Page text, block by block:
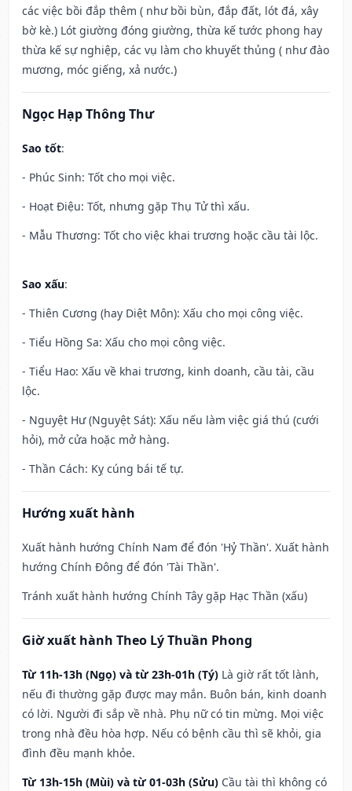
các việc bồi đắp thêm ( như bồi bùn, đắp đất, lót đá, xây
bờ kè.) Lót giường đóng giường, thừa kế tước phong hay
thừa kế sự nghiệp, các vụ làm cho khuyết thủng ( như đào
mương, móc giếng, xả nước.)
Ngọc Hạp Thông Thư
Sao tốt:
- Phúc Sinh: Tốt cho mọi việc.
- Hoạt Điệu: Tốt, nhưng gặp Thụ Tử thì xấu.
- Mẫu Thương: Tốt cho việc khai trương hoặc cầu tài lộc.
Sao xấu:
- Thiên Cương (hay Diệt Môn): Xấu cho mọi công việc.
- Tiểu Hồng Sa: Xấu cho mọi công việc.
- Tiểu Hao: Xấu về khai trương, kinh doanh, cầu tài, cầu
lộc.
- Nguyệt Hư (Nguyệt Sát): Xấu nếu làm việc giá thú (cưới
hỏi), mở cửa hoặc mở hàng.
- Thần Cách: Kỵ cúng bái tế tự.
Hướng xuất hành
Xuất hành hướng Chính Nam để đón 'Hỷ Thần'. Xuất hành
hướng Chính Đông để đón 'Tài Thần'.
Tránh xuất hành hướng Chính Tây gặp Hạc Thần (xấu)
Giờ xuất hành Theo Lý Thuần Phong
Từ 11h-13h (Ngọ) và từ 23h-01h (Tý) Là giờ rất tốt lành,
nếu đi thường gặp được may mắn. Buôn bán, kinh doanh
có lời. Người đi sắp về nhà. Phụ nữ có tin mừng. Mọi việc
trong nhà đều hòa hợp. Nếu có bệnh cầu thì sẽ khỏi, gia
đình đều mạnh khỏe.
Từ 13h-15h (Mùi) và từ 01-03h (Sửu) Cầu tài thì không có